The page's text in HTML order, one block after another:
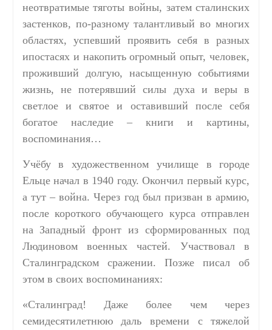
неотвратимые тяготы войны, затем сталинских
застенков, по-разному талантливый во многих
областях, успевший проявить себя в разных
ипостасях и накопить огромный опыт, человек,
проживший долгую, насыщенную событиями
жизнь, не потерявший силы духа и веры в
светлое и святое и оставивший после себя
богатое наследие – книги и картины,
воспоминания…
Учёбу в художественном училище в городе
Ельце начал в 1940 году. Окончил первый курс,
а тут – война. Через год был призван в армию,
после короткого обучающего курса отправлен
на Западный фронт из сформированных под
Людиновом военных частей. Участвовал в
Сталинградском сражении. Позже писал об
этом в своих воспоминаниях:
«Сталинград! Даже более чем через
семидесятилетнюю даль времени с тяжелой